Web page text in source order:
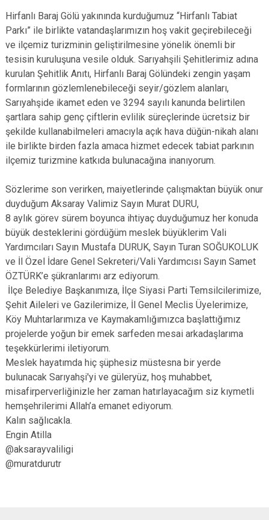
Hirfanlı Baraj Gölü yakınında kurduğumuz “Hirfanlı Tabiat
Parkı” ile birlikte vatandaşlarımızın hoş vakit geçirebileceği
ve ilçemiz turizminin geliştirilmesine yönelik önemli bir
tesisin kuruluşuna vesile olduk. Sarıyahşili Şehitlerimiz adına
kurulan Şehitlik Anıtı, Hirfanlı Baraj Gölündeki zengin yaşam
formlarının gözlemlenebileceği seyir/gözlem alanları,
Sarıyahşide ikamet eden ve 3294 sayılı kanunda belirtilen
şartlara sahip genç çiftlerin evlilik süreçlerinde ücretsiz bir
şekilde kullanabilmeleri amacıyla açık hava düğün-nikah alanı
ile birlikte birden fazla amaca hizmet edecek tabiat parkının
ilçemiz turizmine katkıda bulunacağına inanıyorum.
Sözlerime son verirken, maiyetlerinde çalışmaktan büyük onur
duyduğum Aksaray Valimiz Sayın Murat DURU,
8 aylık görev sürem boyunca ihtiyaç duyduğumuz her konuda
büyük desteklerini gördüğüm meslek büyüklerim Vali
Yardımcıları Sayın Mustafa DURUK, Sayın Turan SOĞUKOLUK
ve İl Özel İdare Genel Sekreteri/Vali Yardımcısı Sayın Samet
ÖZTÜRK’e şükranlarımı arz ediyorum.
İlçe Belediye Başkanımıza, İlçe Siyasi Parti Temsilcilerimize,
Şehit Aileleri ve Gazilerimize, İl Genel Meclis Üyelerimize,
Köy Muhtarlarımıza ve Kaymakamlığımızca başlattığımız
projelerde yoğun bir emek sarfeden mesai arkadaşlarıma
teşekkürlerimi iletiyorum.
Meslek hayatımda hiç şüphesiz müstesna bir yerde
bulunacak Sarıyahşi'yi ve güleryüz, hoş muhabbet,
misafirperverliğinizle her zaman hatırlayacağım siz kıymetli
hemşehrilerimi Allah’a emanet ediyorum.
Kalın sağlıcakla.
Engin Atilla
@aksarayvaliligi
@muratdurutr